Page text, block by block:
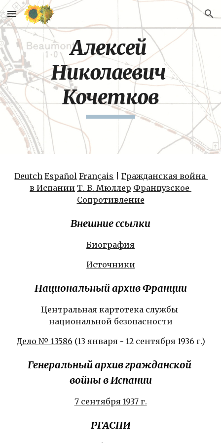
Skip to main content Skip to navigation
Алексей
Николаевич
Кочетков
Deutch Español Français | Гражданская война
в Испании Т. В. Мюллер Французское
Сопротивление
Внешние ссылки
Биография
Источники
Национальный архив Франции
Центральная картотека службы
национальной безопасности
Дело № 13586 (13 января - 12 сентября 1936 г.)
Генеральный архив гражданской
войны в Испании
7 сентября 1937 г.
РГАСПИ